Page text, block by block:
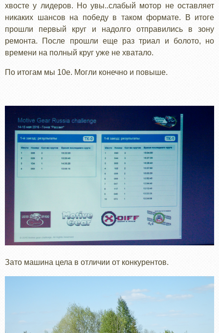
хвосте у лидеров. Но увы..слабый мотор не оставляет
никаких шансов на победу в таком формате. В итоге
прошли первый круг и надолго отправились в зону
ремонта. После прошли еще раз триал и болото, но
времени на полный круг уже не хватало.
По итогам мы 10е. Могли конечно и повыше.
Зато машина цела в отличии от конкурентов.